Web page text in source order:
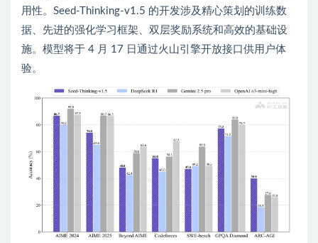
用性。Seed-Thinking-v1.5 的开发涉及精心策划的训练数
据、先进的强化学习框架、双层奖励系统和高效的基础设
施。模型将于 4 月 17 日通过火山引擎开放接口供用户体
验。